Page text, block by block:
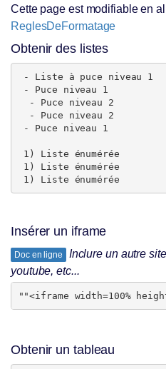
Cette page est modifiable en
ReglesDeFormatage
Obtenir des listes
- Liste à puce niveau 1
- Puce niveau 1
  - Puce niveau 2
  - Puce niveau 2
- Puce niveau 1
1) Liste énumérée
1) Liste énumérée
1) Liste énumérée
Insérer un iframe
Doc en ligne
Inclure un autre
youtube, etc...
Obtenir un tableau